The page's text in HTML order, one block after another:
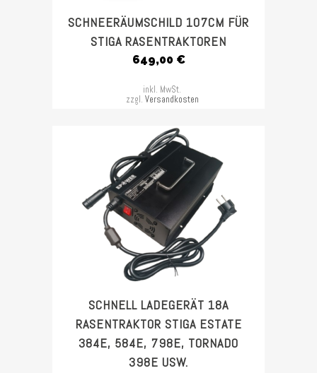
SCHNEERÄUMSCHILD 107CM FÜR
STIGA RASENTRAKTOREN
649,00 €
inkl. MwSt.
zzgl. Versandkosten
SCHNELL LADEGERÄT 18A
RASENTRAKTOR STIGA ESTATE
384E, 584E, 798E, TORNADO
398E USW.